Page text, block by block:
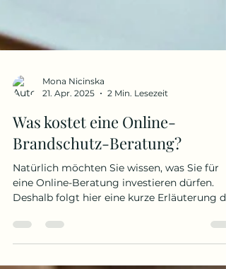
21. Apr. 2025
2 Min. Lesezeit
Was kostet eine Online-
Brandschutz-Beratung?
Natürlich möchten Sie wissen, was Sie für
Deshalb folgt hier eine kurze Erläuterung
Kosten für Ihre individuelle Beratung und